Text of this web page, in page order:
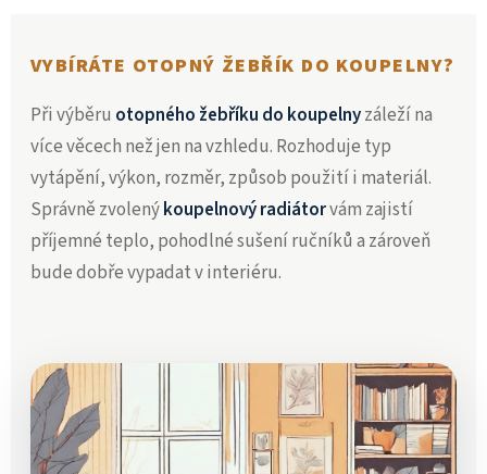
VYBÍRÁTE OTOPNÝ ŽEBŘÍK DO KOUPELNY?
Při výběru otopného žebříku do koupelnyzáleží na
více věcech než jen na vzhledu. Rozhoduje typ
vytápění, výkon, rozměr, způsob použití i materiál.
Správně zvolenýkoupelnový radiátorvám zajistí
příjemné teplo, pohodlné sušení ručníků a zároveň
bude dobře vypadat v interiéru.